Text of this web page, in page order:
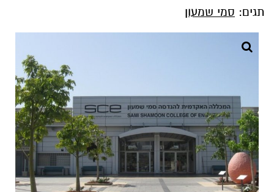
תגים: סמי שמעון